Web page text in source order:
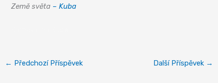
Země světa – Kuba
← Předchozí Příspěvek Další Příspěvek →